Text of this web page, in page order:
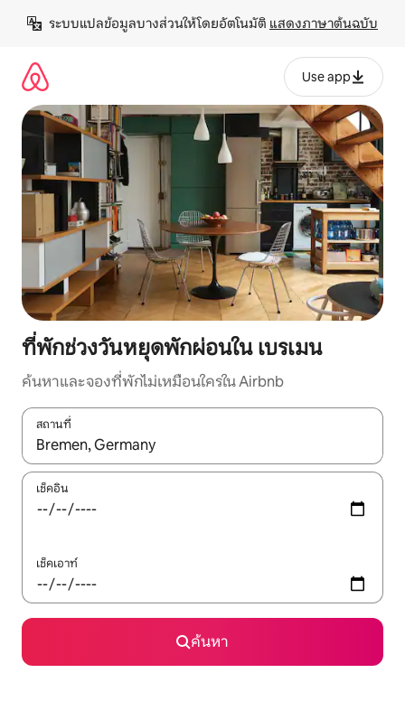
เนื้อหา
ระบบแปลข้อมูลบางส่วนให้โดยอัตโนมัติ แสดงภาษาต้นฉบับ
Use app
ที่พักช่วงวันหยุดพักผ่อนใน เบรเมน
ค้นหาและจองที่พักไม่เหมือนใครใน Airbnb
สถานที่
ใช้ลูกศรขึ้นลง หรือใช้การสัมผัสหรือปัด เพื่อสำรวจผลการค้นหา
เช็คอิน
เช็คเอาท์
ค้นหา